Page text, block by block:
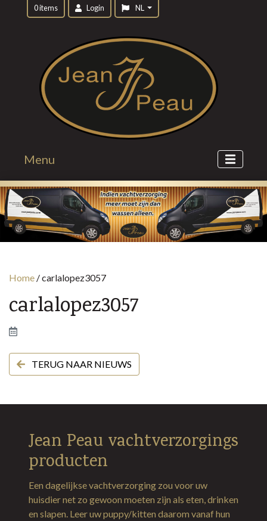
0 items Login NL
Menu
Home /carlalopez3057
carlalopez3057
TERUG NAAR NIEUWS
Jean Peau vachtverzorgings
producten
Een dagelijkse vachtverzorging zou voor uw
huisdier net zo gewoon moeten zijn als eten, drinken
en slapen. Leer uw puppy/kitten daarom vanaf hun